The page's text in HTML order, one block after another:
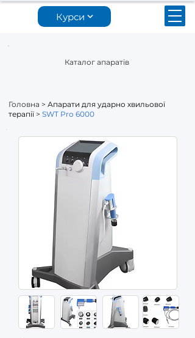
Курси
Каталог апаратів
Головна > Апарати для ударно хвильової
терапії > SWT Pro 6000